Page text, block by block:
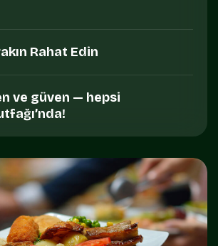
Rahat Edin
ve güven — hepsi